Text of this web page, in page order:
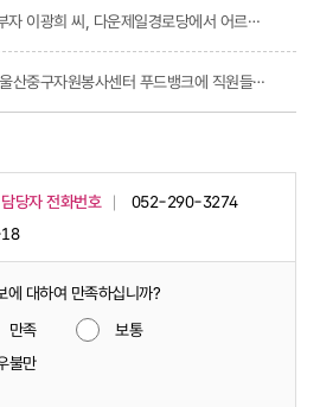
다운동·재능기부자 이광희 씨, 다운제일경로당에서 어르신 짜장면 대접 행사 진행
울산시설공단, 울산중구자원봉사센터 푸드뱅크에 직원들이 직접 수확한 농작물 기부
담당자 전화번호
052-290-3274
에 대하여 만족하십니까?
만족
보통
불만